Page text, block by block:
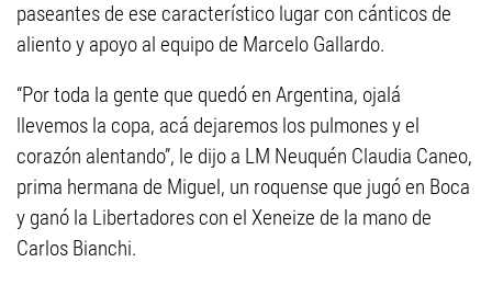
paseantes de ese característico lugar con cánticos de
aliento y apoyo al equipo de Marcelo Gallardo.
“Por toda la gente que quedó en Argentina, ojalá
llevemos la copa, acá dejaremos los pulmones y el
corazón alentando”, le dijo a LM Neuquén Claudia Caneo,
prima hermana de Miguel, un roquense que jugó en Boca
y ganó la Libertadores con el Xeneize de la mano de
Carlos Bianchi.